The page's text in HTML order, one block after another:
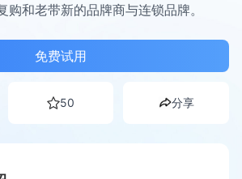
购和老带新的品牌商与连锁品牌。
免费试用
50 分享